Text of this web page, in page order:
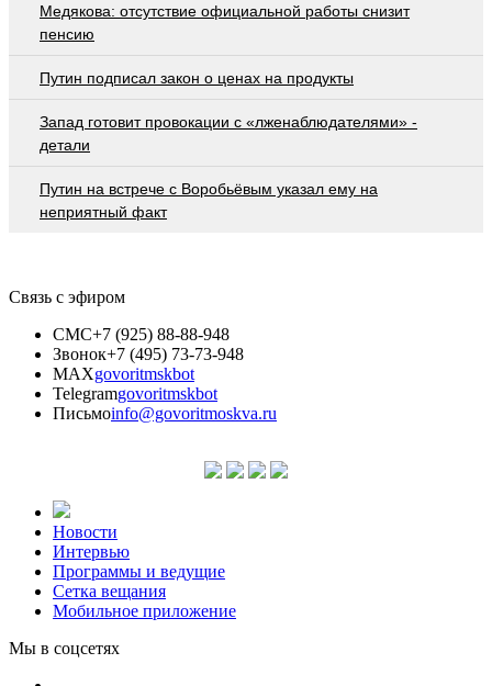
Медякова: отсутствие официальной работы снизит
пенсию
Путин подписал закон о ценах на продукты
Запад готовит провокации с «лженаблюдателями» -
детали
Путин на встрече с Воробьёвым указал ему на
неприятный факт
Связь с эфиром
СМС+7 (925) 88-88-948
Звонок+7 (495) 73-73-948
MAXgovoritmskbot
Telegramgovoritmskbot
Письмоinfo@govoritmoskva.ru
Новости
Интервью
Программы и ведущие
Сетка вещания
Мобильное приложение
Мы в соцсетях